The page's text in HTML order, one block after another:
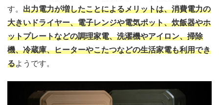
す。 出力電力が増したことによるメリットは、消費電力の
大きいドライヤー、電子レンジや電気ポット、炊飯器やホ
ットプレートなどの調理家電、洗濯機やアイロン、掃除
機、冷蔵庫、ヒーターやこたつなどの生活家電も利用でき
るようです。